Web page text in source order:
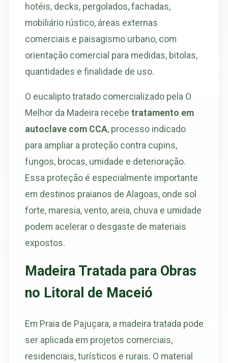
hotéis, decks, pergolados, fachadas,
mobiliário rústico, áreas externas
comerciais e paisagismo urbano, com
orientação comercial para medidas, bitolas,
quantidades e finalidade de uso.
O eucalipto tratado comercializado pela O
Melhor da Madeira recebe tratamento em
autoclave com CCA, processo indicado
para ampliar a proteção contra cupins,
fungos, brocas, umidade e deterioração.
Essa proteção é especialmente importante
em destinos praianos de Alagoas, onde sol
forte, maresia, vento, areia, chuva e umidade
podem acelerar o desgaste de materiais
expostos.
Madeira Tratada para Obras
no Litoral de Maceió
Em Praia de Pajuçara, a madeira tratada pode
ser aplicada em projetos comerciais,
residenciais, turísticos e rurais. O material